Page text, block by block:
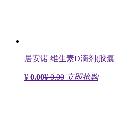
居安诺 维生素D滴剂(胶
¥ 0.00¥ 0.00 立即抢购